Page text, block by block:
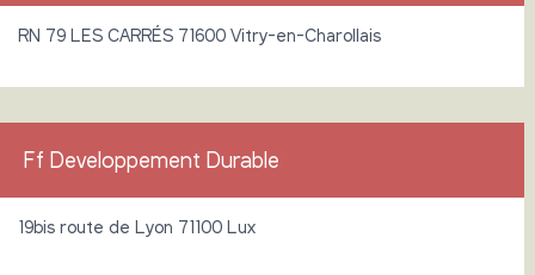
RN 79 LES CARRÉS 71600 Vitry-en-Charollais
Ff Developpement Durable
19bis route de Lyon 71100 Lux